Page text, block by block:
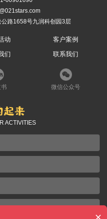
路1658号九润科创园3层
动
客户案例
们 联系我们
微信公众号
ACTIVITIES